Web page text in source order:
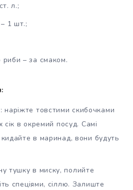
л.;
1 шт.;
риби – за смаком.
наріжте товстими скибочками
сік в окремий посуд. Самі
в маринад, вони будуть
тушку в миску, полийте
спеціями, сіллю. Залиште